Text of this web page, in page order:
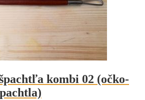
kombi 02 (očko-